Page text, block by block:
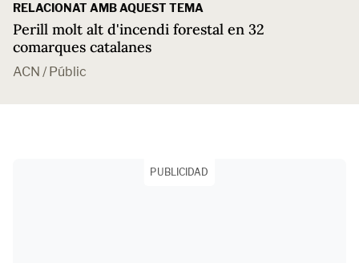
RELACIONAT AMB AQUEST TEMA
Perill molt alt d'incendi forestal en 32
comarques catalanes
ACN / Públic
PUBLICIDAD